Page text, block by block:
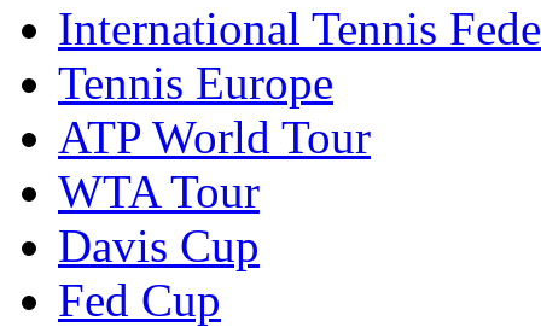
International Tennis
Tennis Europe
ATP World Tour
WTA Tour
Davis Cup
Fed Cup